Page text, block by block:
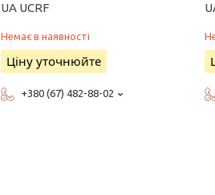
UA UCRF
Немає в наявності
Ціну уточнюйте
+380 (67) 482-88-02